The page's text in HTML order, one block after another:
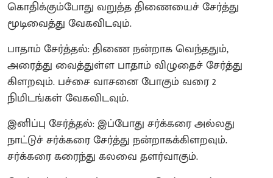
கொதிக்கும்போது வறுத்த திணையைச் சேர்த்து
மூடிவைத்து வேகவிடவும்.
பாதாம் சேர்த்தல்: திணை நன்றாக வெந்ததும்,
அரைத்து வைத்துள்ள பாதாம் விழுதைச் சேர்த்து
கிளறவும். பச்சை வாசனை போகும் வரை 2
நிமிடங்கள் வேகவிடவும்.
இனிப்பு சேர்த்தல்: இப்போது சர்க்கரை அல்லது
நாட்டுச் சர்க்கரை சேர்த்து நன்றாகக்கிளறவும்.
சர்க்கரை கரைந்து கலவை தளர்வாகும்.